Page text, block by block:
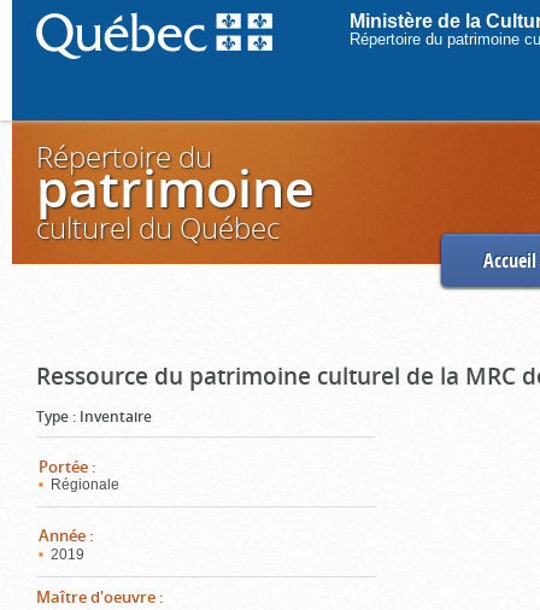
Ministère de la
Répertoire du patrimoine
Répertoire du
patrimoine
culturel du Québec
Accueil
Ressource du patrimoine culturel de la MRC
Type : Inventaire
Portée :
Régionale
Année :
2019
Maître d'oeuvre :